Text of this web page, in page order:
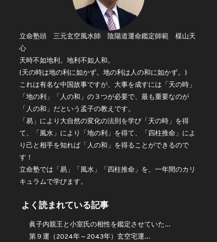
立命塾頭 三元玄空風水師 陰陽道運命鑑定師範 楳山天
心
天時不如地利。地利不如人和。
(天の時は地の利に如かず。地の利は人の和に如かず。)
これは有名な中国故事ですが、大事を成すには「天の時」
「地の利」「人の和」の３つが必要で、最も重要なのが
「人の和」だという孟子の教えです。
「易」により大自然の変化の法則を学び「天の時」を得
て、「風水」により「地の利」を得て、「四柱推命」によ
り己と相手を知れば「人の和」を得ることができるので
す！
立命塾では「易」「風水」「四柱推命」を、一年間のカリ
キュラムで学びます。
よく読まれている記事
眞子内親王と小室氏の相性を鑑定させていた...
第９運（2024年～2043年）玄空宅運...